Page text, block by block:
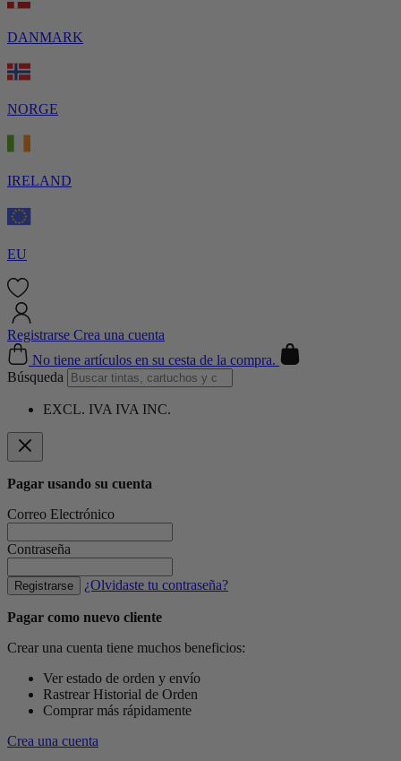
DANMARK
NORGE
IRELAND
EU
Registrarse Crea una cuenta
Cart
No tiene artículos en su cesta de la compra.
Búsqueda
EXCL. IVA IVA INC.
Pagar usando su cuenta
Correo Electrónico
Contraseña
Registrarse ¿Olvidaste tu contraseña?
Pagar como nuevo cliente
Crear una cuenta tiene muchos beneficios:
Ver estado de orden y envío
Rastrear Historial de Orden
Comprar más rápidamente
Crea una cuenta